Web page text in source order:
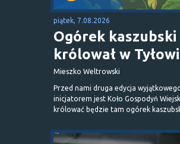
piątek, 7.08.2026
Ogórek kaszubski
królował w
Mieszko Weltrowski
Przed nami druga edycja
inicjatorem jest Koło Gospodyń
królować będzie tam ogórek